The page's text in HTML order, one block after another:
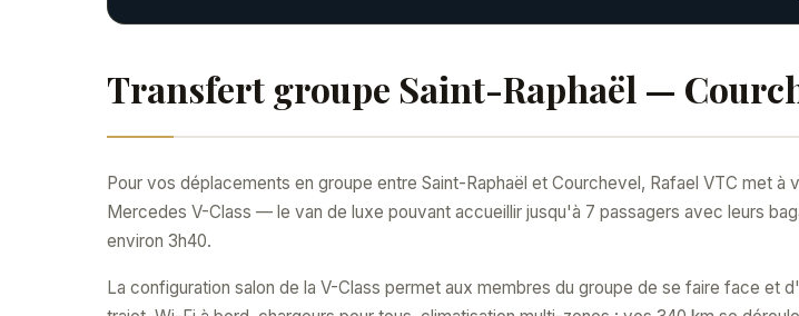
Transfert groupe Saint-Raphaël —
Pour vos déplacements en groupe entre Saint-Raphaël et Courchevel, Rafael VTC met à
Mercedes V-Class — le van de luxe pouvant accueillir jusqu'à 7 passagers avec leurs
environ 3h40.
La configuration salon de la V-Class permet aux membres du groupe de se faire face et